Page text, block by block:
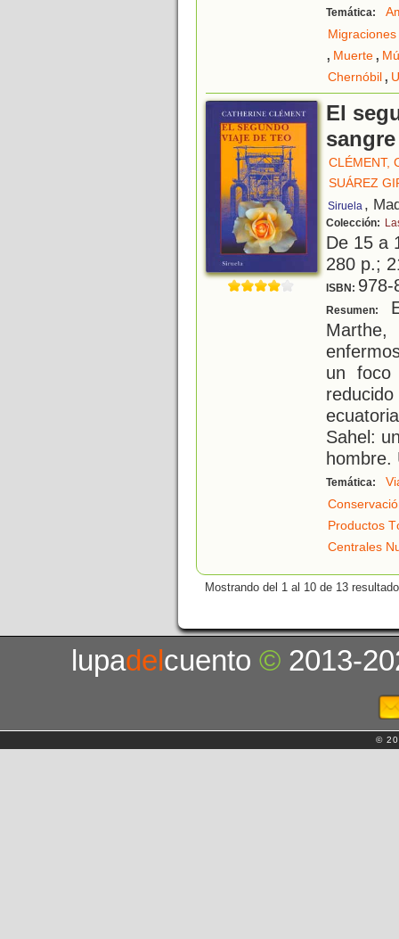
Temática:
Migraciones
, Muerte,
Chernóbil,
El
CLÉMENT,
SUÁREZ
Siruela ,
Colección:
De 15 a
280 p.;
ISBN: 978-
Resumen:
un foco
Sahel:
hombre.
Temática:
Productos
Centrales
Mostrando del 1 al 10 de 13
lupadelcuento© 2013-
©